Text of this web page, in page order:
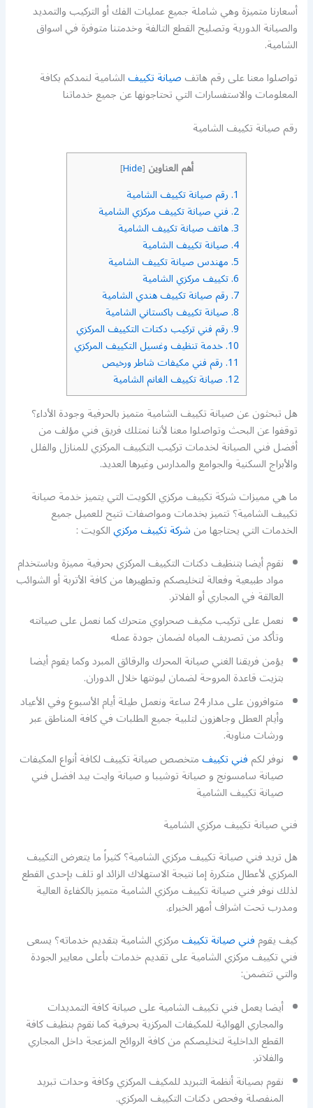
أسعارنا متميزة وهي شاملة جميع عمليات الفك أو التركيب والتمديد
والصيانة الدورية وتصليح القطع التالفة وخدمتنا متوفرة في اسواق
الشامية.
تواصلوا معنا على رقم هاتفصيانة تكييفالشامية لنمدكم بكافة
المعلومات والاستفسارات التي تحتاجونها عن جميع خدماتنا
رقم صيانة تكييف الشامية
أهم العناوين [
Hide
]
1. رقم صيانة تكييف الشامية
2. فني صيانة تكييف مركزي الشامية
3. هاتف صيانة تكييف الشامية
4. صيانة تكييف الشامية
5. مهندس صيانة تكييف الشامية
6. تكييف مركزي الشامية
7. رقم صيانة تكييف هندي الشامية
8. صيانة تكييف باكستاني الشامية
9. رقم فني تركيب دكتات التكييف المركزي
10. خدمة تنظيف وغسيل التكييف المركزي
11. رقم فني مكيفات شاطر ورخيص
12. صيانة تكييف الغانم الشامية
هل تبحثون عن صيانة تكييف الشامية متميز بالحرفية وجودة الأداء؟
توقفوا عن البحث وتواصلوا معنا لأننا نمتلك فريق فني مؤلف من
أفضل فني الصيانة لخدمات تركيب التكييف المركزي للمنازل والفلل
والأبراج السكنية والجوامع والمدارس وغيرها العديد.
ما هي مميزات شركة تكييف مركزي الكويت التي يتميز خدمة صيانة
تكييف الشامية؟ تتميز بخدمات ومواصفات تتيح للعميل جميع
الخدمات التي يحتاجها منشركة تكييف مركزيالكويت :
نقوم أيضا بتنظيف دكتات التكييف المركزي بحرفية مميزة وباستخدام
مواد طبيعية وفعالة لتخليصكم وتطهيرها من كافة الأتربة أو الشوائب
العالقة في المجاري أو الفلاتر.
نعمل على تركيب مكيف صحراوي متحرك كما نعمل على صيانته
وتأكد من تصريف المياه لضمان جودة عمله
يؤمن فريقنا الغني صيانة المحرك والرقائق المبرد وكما يقوم أيضا
بتزيت قاعدة المروحة لضمان ليونتها خلال الدوران.
متوافرون على مدار 24 ساعة ونعمل طيلة أيام الأسبوع وفي الأعياد
وأيام العطل وجاهزون لتلبية جميع الطلبات في كافة المناطق عبر
ورشات مناوبة.
نوفر لكمفني تكييفمتخصص صيانة تكييف لكافة أنواع المكيفات
صيانة سامسونج و صيانة توشيبا و صيانة وايت بيد افضل فني
صيانة تكييف الشامية
فني صيانة تكييف مركزي الشامية
هل تريد فني صيانة تكييف مركزي الشامية؟ كثيراً ما يتعرض التكييف
المركزي لأعطال متكررة إما نتيجة الاستهلاك الزائد او تلف بإحدى القطع
لذلك نوفر فني صيانة تكييف مركزي الشامية متميز بالكفاءة العالية
ومدرب تحت اشراف أمهر الخبراء.
كيف يقومفني صيانة تكييفمركزي الشامية بتقديم خدماته؟ يسعى
فني تكييف مركزي الشامية على تقديم خدمات بأعلى معايير الجودة
والتي تتضمن:
أيضا يعمل فني تكييف الشامية على صيانة كافة التمديدات
والمجاري الهوائية للمكيفات المركزية بحرفية كما نقوم بنظيف كافة
القطع الداخلية لتخليصكم من كافة الروائح المزعجة داخل المجاري
والفلاتر.
نقوم بصيانة أنظمة التبريد للمكيف المركزي وكافة وحدات تبريد
المنفصلة وفحص دكتات التكييف المركزي.